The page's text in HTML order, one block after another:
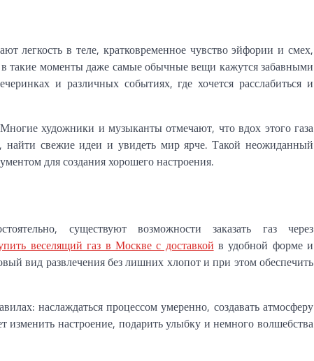
легкость в теле, кратковременное чувство эйфории и смех,
такие моменты даже самые обычные вещи кажутся забавными
и различных событиях, где хочется расслабиться и
художники и музыканты отмечают, что вдох этого газа
свежие идеи и увидеть мир ярче. Такой неожиданный
для создания хорошего настроения.
существуют возможности заказать газ через
веселящий газ в Москве с доставкой в удобной форме и
вид развлечения без лишних хлопот и при этом обеспечить
наслаждаться процессом умеренно, создавать атмосферу
настроение, подарить улыбку и немного волшебства